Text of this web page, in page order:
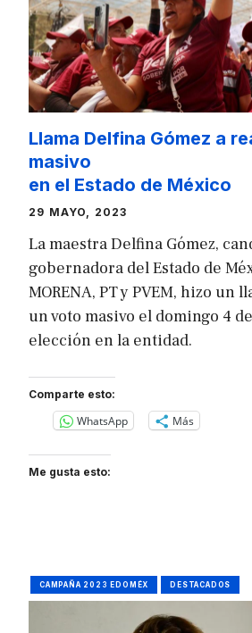
Llama Delfina Gómez a
masivo
en el Estado de México
29 MAYO, 2023
La maestra Delfina Gómez,
gobernadora del Estado de
MORENA, PT y PVEM, hizo un
un voto masivo el domingo 4
elección en la entidad.
Comparte esto:
WhatsApp Más
Me gusta esto:
CAMPAÑA 2023 EDOMÉX DESTACADOS